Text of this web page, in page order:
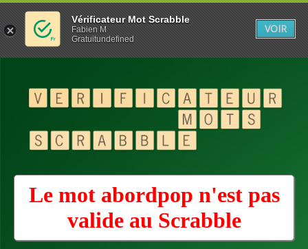
Le mot abordpop n'est pas
valide au Scrabble
Vérificateur Mot Scrabble
Fabien M
Gratuitundefined
VOIR